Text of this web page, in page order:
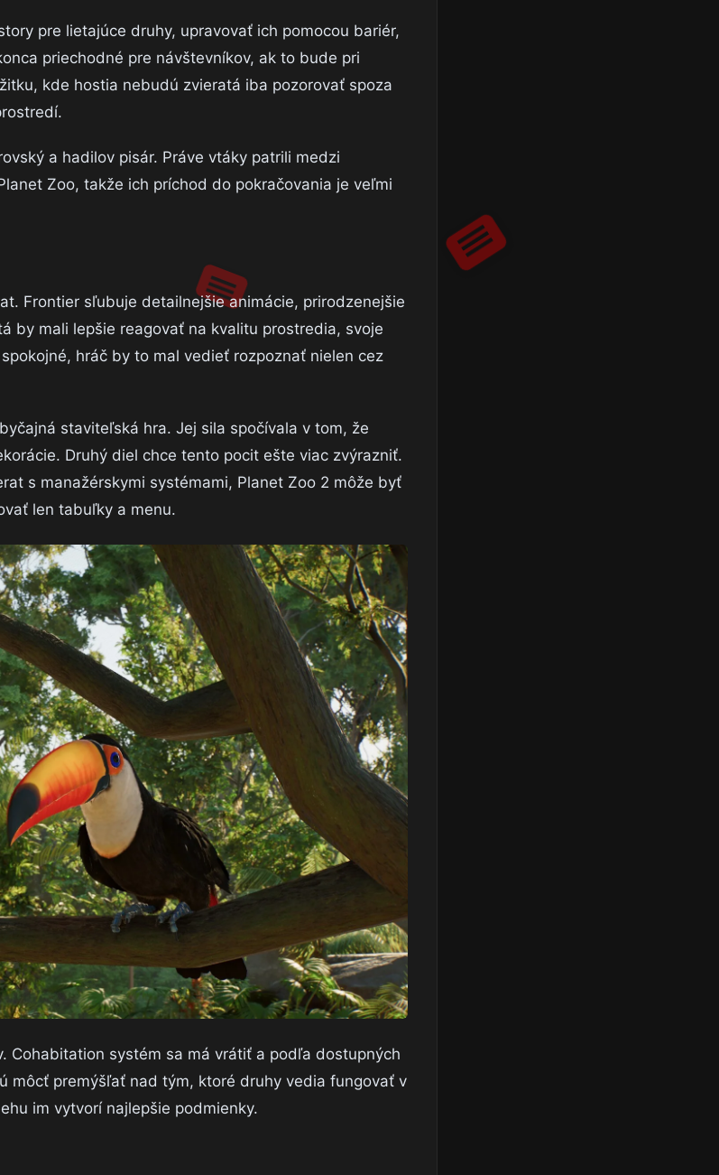
pre lietajúce druhy, upravovať ich pomocou bariér,
priechodné pre návštevníkov, ak to bude pri
kde hostia nebudú zvieratá iba pozorovať spoza
a hadilov pisár. Práve vtáky patrili medzi
Zoo, takže ich príchod do pokračovania je veľmi
Frontier sľubuje detailnejšie animácie, prirodzenejšie
by mali lepšie reagovať na kvalitu prostredia, svoje
hráč by to mal vedieť rozpoznať nielen cez
staviteľská hra. Jej sila spočívala v tom, že
Druhý diel chce tento pocit ešte viac zvýrazniť.
s manažérskymi systémami, Planet Zoo 2 môže byť
len tabuľky a menu.
Cohabitation systém sa má vrátiť a podľa dostupných
môcť premýšľať nad tým, ktoré druhy vedia fungovať v
im vytvorí najlepšie podmienky.